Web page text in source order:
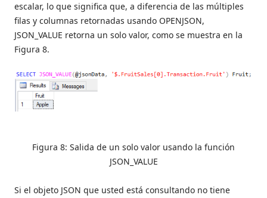
escalar, lo que significa que, a diferencia de las múltiples
filas y columnas retornadas usando OPENJSON,
JSON_VALUE retorna un solo valor, como se muestra en la
Figura 8.
Figura 8: Salida de un solo valor usando la función
JSON_VALUE
Si el objeto JSON que usted está consultando no tiene